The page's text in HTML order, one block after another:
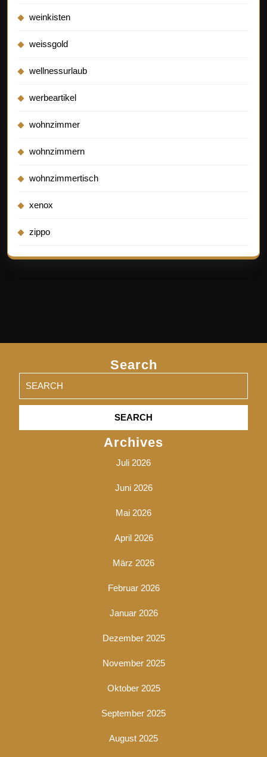
weinkisten
weissgold
wellnessurlaub
werbeartikel
wohnzimmer
wohnzimmern
wohnzimmertisch
xenox
zippo
Search
for:
Archives
Juli 2026
Juni 2026
Mai 2026
April 2026
März 2026
Februar 2026
Januar 2026
Dezember 2025
November 2025
Oktober 2025
September 2025
August 2025